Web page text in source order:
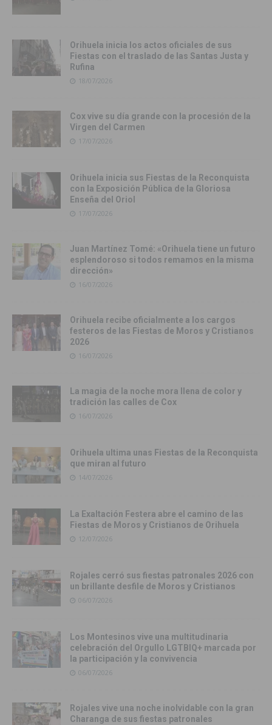
Orihuela inicia los actos oficiales de sus
Fiestas con el traslado de las Santas Justa y
Rufina
18/07/2026
Cox vive su día grande con la procesión de la
Virgen del Carmen
17/07/2026
Orihuela inicia sus Fiestas de la Reconquista
con la Exposición Pública de la Gloriosa
Enseña del Oriol
17/07/2026
Juan Martínez Tomé: «Orihuela tiene un futuro
esplendoroso si todos remamos en la misma
dirección»
16/07/2026
Orihuela recibe oficialmente a los cargos
festeros de las Fiestas de Moros y Cristianos
2026
16/07/2026
La magia de la noche mora llena de color y
tradición las calles de Cox
16/07/2026
Orihuela ultima unas Fiestas de la Reconquista
que miran al futuro
14/07/2026
La Exaltación Festera abre el camino de las
Fiestas de Moros y Cristianos de Orihuela
12/07/2026
Rojales cerró sus fiestas patronales 2026 con
un brillante desfile de Moros y Cristianos
06/07/2026
Los Montesinos vive una multitudinaria
celebración del Orgullo LGTBIQ+ marcada por
la participación y la convivencia
06/07/2026
Rojales vive una noche inolvidable con la gran
Charanga de sus fiestas patronales